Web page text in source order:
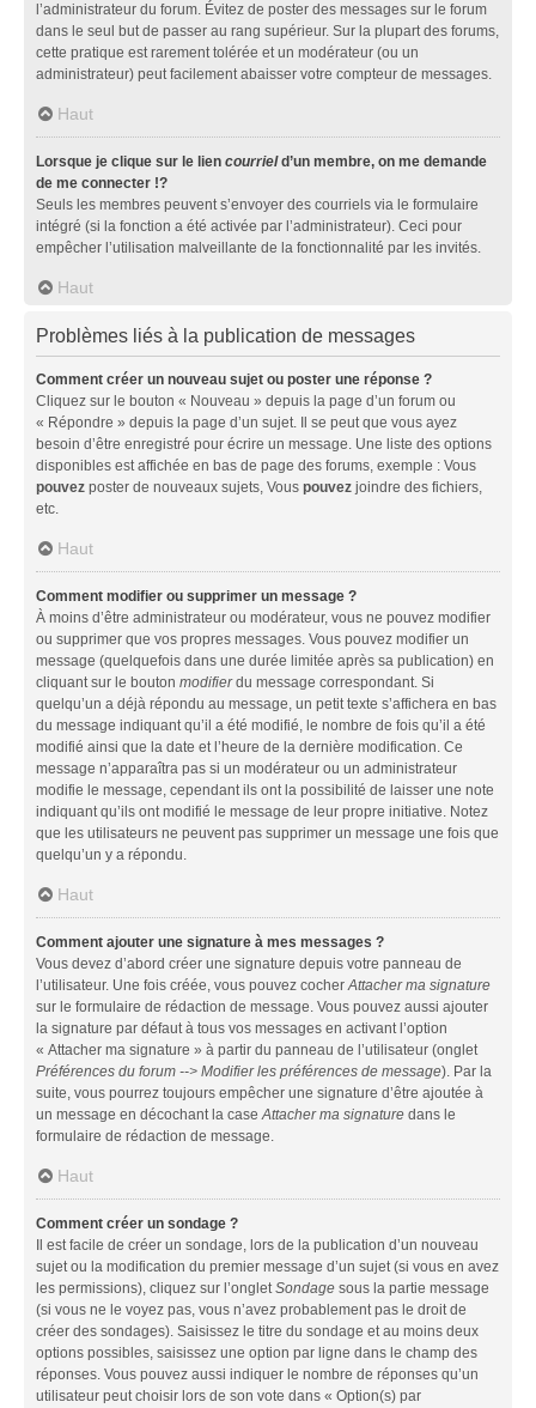
l’administrateur du forum. Évitez de poster des messages sur le forum
dans le seul but de passer au rang supérieur. Sur la plupart des forums,
cette pratique est rarement tolérée et un modérateur (ou un
administrateur) peut facilement abaisser votre compteur de messages.
Haut
Lorsque je clique sur le lien courrield’un membre, on me demande
de me connecter !?
Seuls les membres peuvent s’envoyer des courriels via le formulaire
intégré (si la fonction a été activée par l’administrateur). Ceci pour
empêcher l’utilisation malveillante de la fonctionnalité par les invités.
Haut
Problèmes liés à la publication de messages
Comment créer un nouveau sujet ou poster une réponse ?
Cliquez sur le bouton « Nouveau » depuis la page d’un forum ou
« Répondre » depuis la page d’un sujet. Il se peut que vous ayez
besoin d’être enregistré pour écrire un message. Une liste des options
disponibles est affichée en bas de page des forums, exemple : Vous
pouvez poster de nouveaux sujets, Vous pouvez joindre des fichiers,
etc.
Haut
Comment modifier ou supprimer un message ?
À moins d’être administrateur ou modérateur, vous ne pouvez modifier
ou supprimer que vos propres messages. Vous pouvez modifier un
message (quelquefois dans une durée limitée après sa publication) en
cliquant sur le bouton modifierdu message correspondant. Si
quelqu’un a déjà répondu au message, un petit texte s’affichera en bas
du message indiquant qu’il a été modifié, le nombre de fois qu’il a été
modifié ainsi que la date et l’heure de la dernière modification. Ce
message n’apparaîtra pas si un modérateur ou un administrateur
modifie le message, cependant ils ont la possibilité de laisser une note
indiquant qu’ils ont modifié le message de leur propre initiative. Notez
que les utilisateurs ne peuvent pas supprimer un message une fois que
quelqu’un y a répondu.
Haut
Comment ajouter une signature à mes messages ?
Vous devez d’abord créer une signature depuis votre panneau de
l’utilisateur. Une fois créée, vous pouvez cocherAttacher ma signature
sur le formulaire de rédaction de message. Vous pouvez aussi ajouter
la signature par défaut à tous vos messages en activant l’option
« Attacher ma signature » à partir du panneau de l’utilisateur (onglet
Préférences du forum --> Modifier les préférences de message). Par la
suite, vous pourrez toujours empêcher une signature d’être ajoutée à
un message en décochant la caseAttacher ma signature dans le
formulaire de rédaction de message.
Haut
Comment créer un sondage ?
Il est facile de créer un sondage, lors de la publication d’un nouveau
sujet ou la modification du premier message d’un sujet (si vous en avez
les permissions), cliquez sur l’ongletSondage sous la partie message
(si vous ne le voyez pas, vous n’avez probablement pas le droit de
créer des sondages). Saisissez le titre du sondage et au moins deux
options possibles, saisissez une option par ligne dans le champ des
réponses. Vous pouvez aussi indiquer le nombre de réponses qu’un
utilisateur peut choisir lors de son vote dans « Option(s) par